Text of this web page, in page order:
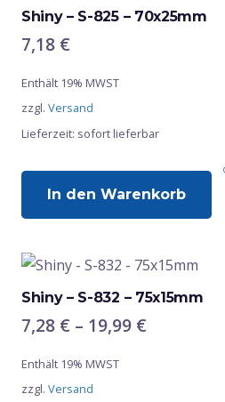
Shiny – S-825 – 70x25mm
7,18 €
Enthält 19% MWST
zzgl. Versand
Lieferzeit: sofort lieferbar
In den Warenkorb
Shiny – S-832 – 75x15mm
7,28 € – 19,99 €
Enthält 19% MWST
zzgl. Versand